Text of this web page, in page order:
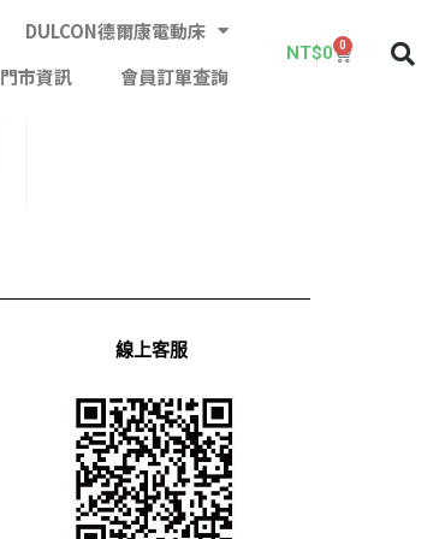
DULCON德爾康電動床
門市資訊 會員訂單查詢
NT$0 0
線上客服